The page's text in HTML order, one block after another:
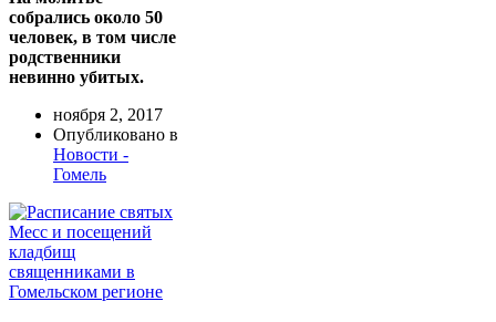
собрались около 50
человек, в том числе
родственники
невинно убитых.
ноября 2, 2017
Опубликовано в
Новости -
Гомель